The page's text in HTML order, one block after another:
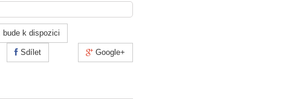
bude k dispozici
Sdílet Google+